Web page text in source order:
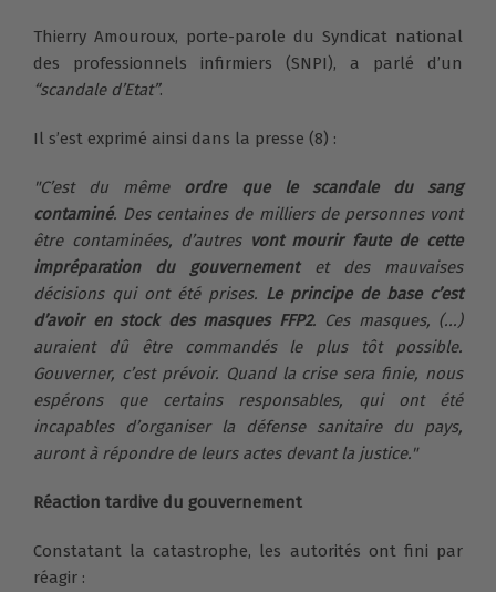
Thierry Amouroux, porte-parole du Syndicat national
des professionnels infirmiers (SNPI), a parlé d’un
“scandale d’Etat”.
Il s’est exprimé ainsi dans la presse (8) :
"C’est du même ordre que le scandale du sang
contaminé. Des centaines de milliers de personnes vont
être contaminées, d’autres vont mourir faute de cette
impréparation du gouvernement et des mauvaises
décisions qui ont été prises. Le principe de base c’est
d’avoir en stock des masques FFP2. Ces masques, (...)
auraient dû être commandés le plus tôt possible.
Gouverner, c’est prévoir. Quand la crise sera finie, nous
espérons que certains responsables, qui ont été
incapables d’organiser la défense sanitaire du pays,
auront à répondre de leurs actes devant la justice."
Réaction tardive du gouvernement
Constatant la catastrophe, les autorités ont fini par
réagir :